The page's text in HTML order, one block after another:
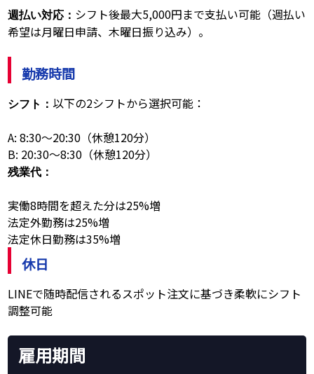
週払い対応： シフト後最大5,000円まで支払い可能（週払い
希望は月曜日申請、木曜日振り込み）。
勤務時間
シフト： 以下の2シフトから選択可能：
A: 8:30～20:30（休憩120分）
B: 20:30～8:30（休憩120分）
残業代：
実働8時間を超えた分は25%増
法定外勤務は25%増
法定休日勤務は35%増
休日
LINEで随時配信されるスポット注文に基づき柔軟にシフト
調整可能
雇用期間